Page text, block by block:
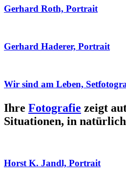
Gerhard Roth, Portrait
Gerhard Haderer, Portrait
Wir sind am Leben,
Ihre Fotografie zeigt
Situationen, in
Horst K. Jandl, Portrait